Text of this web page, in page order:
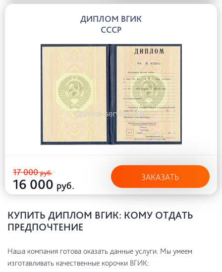
ДИПЛОМ ВГИК
СССР
17 000руб.
16 000 руб.
ЗАКАЗАТЬ
КУПИТЬ ДИПЛОМ ВГИК: КОМУ ОТДАТЬ
ПРЕДПОЧТЕНИЕ
Наша компания готова оказать данные услуги. Мы умеем
изготавливать качественные корочки ВГИК: